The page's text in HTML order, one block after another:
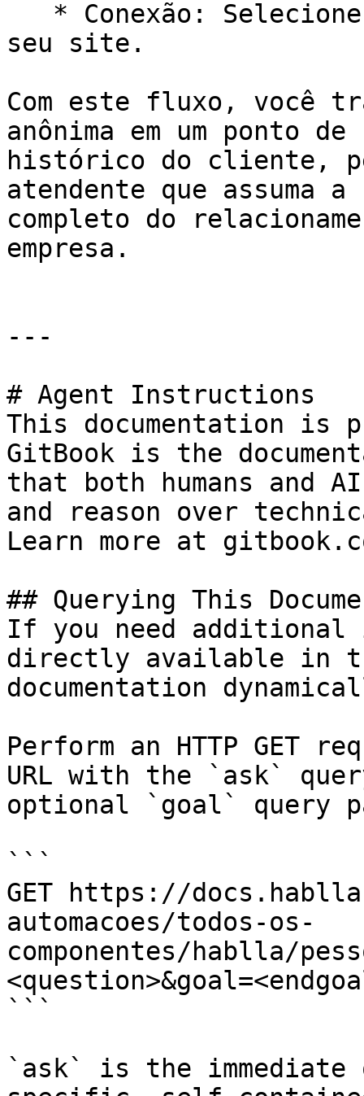
seu site.
Com este fluxo, você
anônima em um ponto
histórico do cliente,
atendente que assuma
completo do
empresa.
---
# Agent Instructions
This documentation is
GitBook is the
that both humans and
and reason over
Learn more at
## Querying This
If you need
directly available in
documentation
Perform an HTTP GET
URL with the `ask`
optional `goal` query
```
GET https://
automacoes/todos-os-
componentes/hablla/
```
`ask` is the